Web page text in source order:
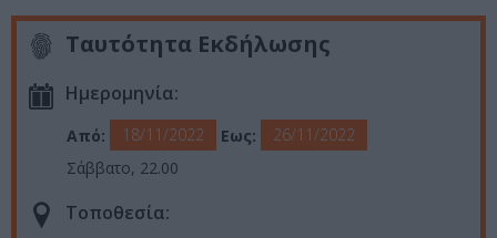
Ταυτότητα Εκδήλωσης
Ημερομηνία:
Από: 18/11/2022 Εως:
26/11/2022
Σάββατο, 22.00
Τοποθεσία: